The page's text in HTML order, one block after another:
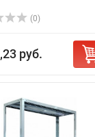
(0)
руб.